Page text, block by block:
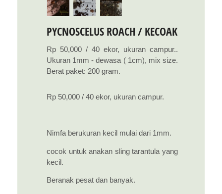
PYCNOSCELUS ROACH / KECOAK
Rp 50,000 / 40 ekor, ukuran campur..
Ukuran 1mm - dewasa ( 1cm), mix size.
Berat paket: 200 gram.
Rp 50,000 / 40 ekor, ukuran campur.
Nimfa berukuran kecil mulai dari 1mm.
cocok untuk anakan sling tarantula yang
kecil.
Beranak pesat dan banyak.